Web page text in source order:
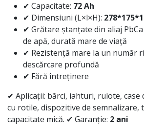
✔ Capacitate: 72 Ah
✔ Dimensiuni (L×l×H):
✔ Grătare ștanțate din aliaj
de apă, durată mare de viață
✔ Rezistență mare la un număr
descărcare profundă
✔ Fără întreținere
✔ Aplicații: bărci, iahturi, rulote, case
cu rotile, dispozitive de semnalizare,
capacitate mică. ✔ Garanție: 2 ani